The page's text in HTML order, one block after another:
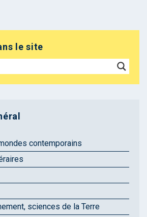
le site
contemporains
sciences de la Terre